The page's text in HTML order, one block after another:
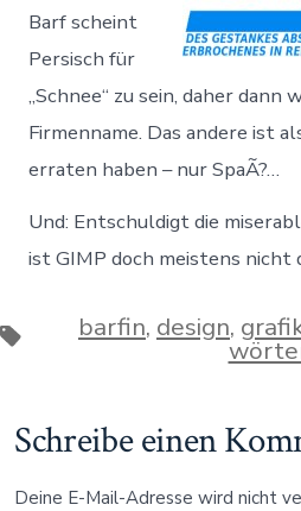
Barf scheint
Persisch für
„Schnee“ zu sein, daher dann
Firmenname. Das andere ist
erraten haben – nur SpaÃ?…
Und: Entschuldigt die
ist GIMP doch meistens nicht
Schlagwörter
barfin, design,
Schreibe einen
Deine E-Mail-Adresse wird nicht